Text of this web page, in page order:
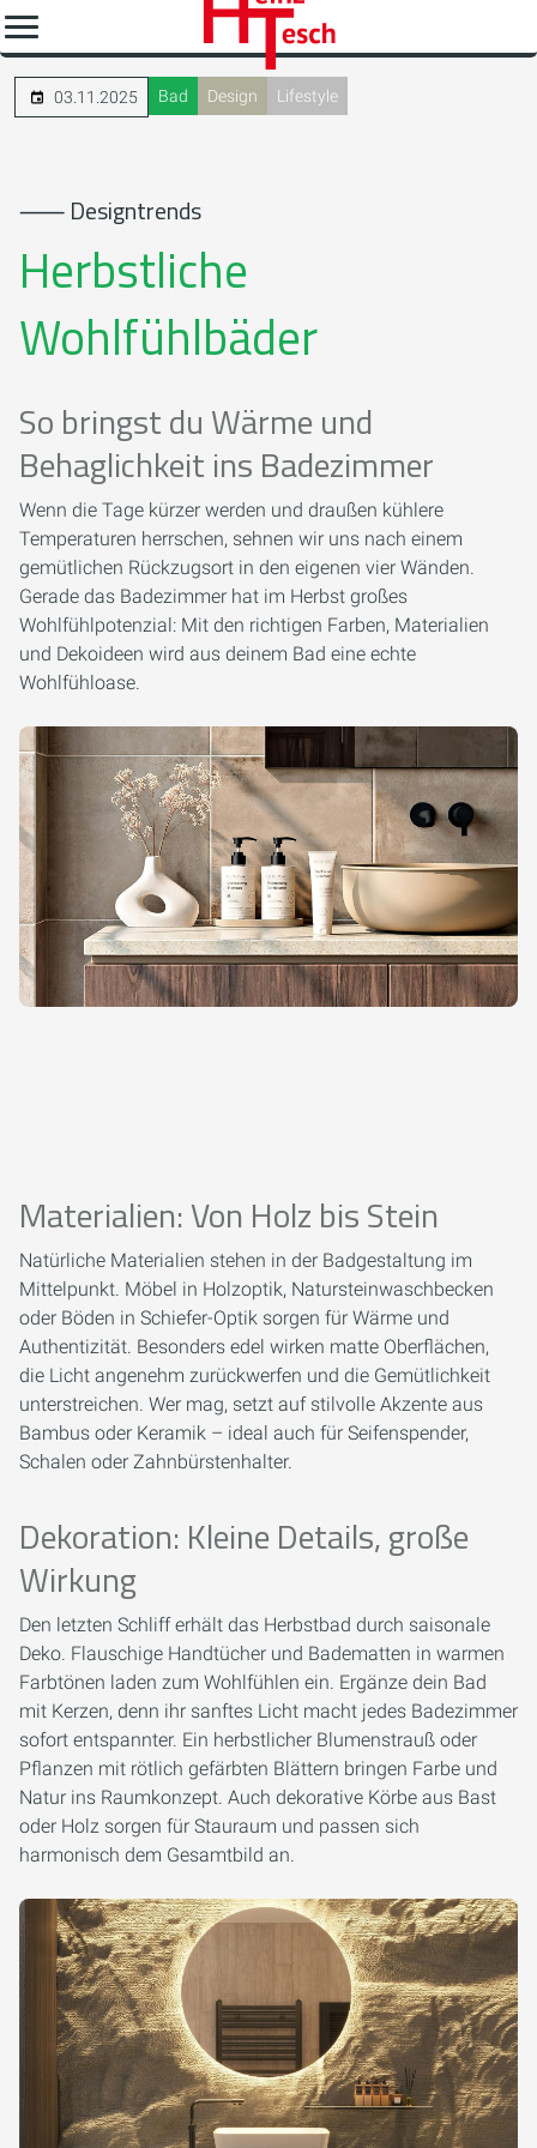
03.11.2025 Bad Design Lifestyle
⸺ Designtrends
Herbstliche
Wohlfühlbäder
So bringst du Wärme und
Behaglichkeit ins Badezimmer
Wenn die Tage kürzer werden und draußen kühlere
Temperaturen herrschen, sehnen wir uns nach einem
gemütlichen Rückzugsort in den eigenen vier Wänden.
Gerade das Badezimmer hat im Herbst großes
Wohlfühlpotenzial: Mit den richtigen Farben, Materialien
und Dekoideen wird aus deinem Bad eine echte
Wohlfühloase.
Materialien: Von Holz bis Stein
Natürliche Materialien stehen in der Badgestaltung im
Mittelpunkt. Möbel in Holzoptik, Natursteinwaschbecken
oder Böden in Schiefer-Optik sorgen für Wärme und
Authentizität. Besonders edel wirken matte Oberflächen,
die Licht angenehm zurückwerfen und die Gemütlichkeit
unterstreichen. Wer mag, setzt auf stilvolle Akzente aus
Bambus oder Keramik – ideal auch für Seifenspender,
Schalen oder Zahnbürstenhalter.
Dekoration: Kleine Details, große
Wirkung
Den letzten Schliff erhält das Herbstbad durch saisonale
Deko. Flauschige Handtücher und Badematten in warmen
Farbtönen laden zum Wohlfühlen ein. Ergänze dein Bad
mit Kerzen, denn ihr sanftes Licht macht jedes Badezimmer
sofort entspannter. Ein herbstlicher Blumenstrauß oder
Pflanzen mit rötlich gefärbten Blättern bringen Farbe und
Natur ins Raumkonzept. Auch dekorative Körbe aus Bast
oder Holz sorgen für Stauraum und passen sich
harmonisch dem Gesamtbild an.